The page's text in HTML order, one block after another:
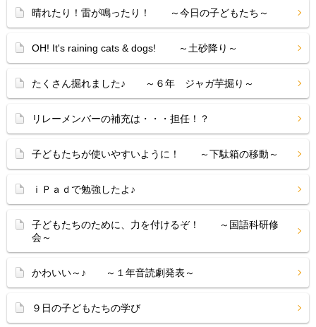
晴れたり！雷が鳴ったり！ ～今日の子どもたち～
OH! It's raining cats & dogs! ～土砂降り～
たくさん掘れました♪ ～６年 ジャガ芋掘り～
リレーメンバーの補充は・・・担任！？
子どもたちが使いやすいように！ ～下駄箱の移動～
ｉＰａｄで勉強したよ♪
子どもたちのために、力を付けるぞ！ ～国語科研修
会～
かわいい～♪ ～１年音読劇発表～
９日の子どもたちの学び